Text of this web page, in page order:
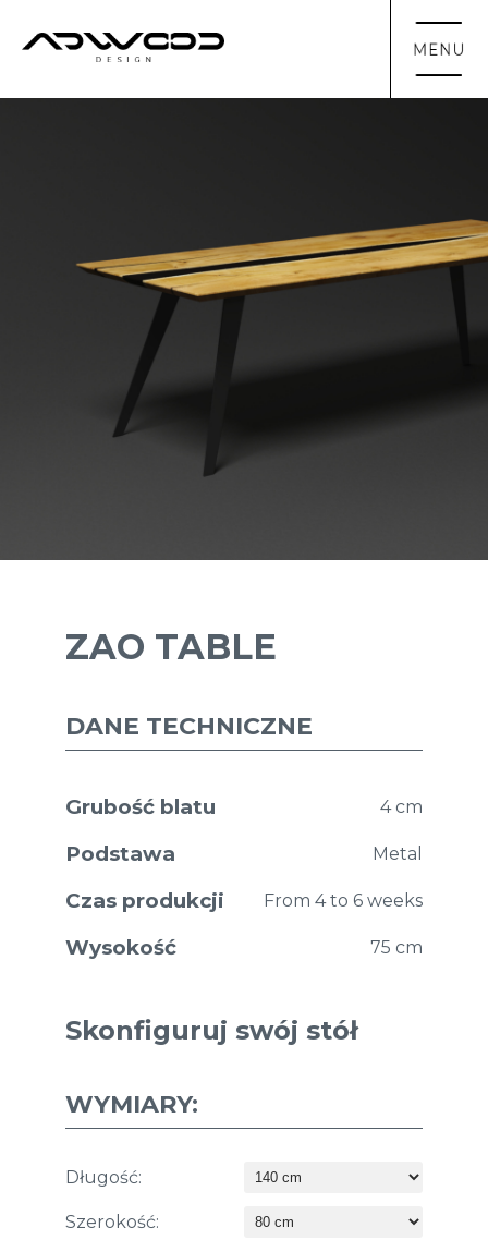
ZAO TABLE
DANE TECHNICZNE
Grubość blatu 4 cm
Podstawa Metal
Czas produkcji From 4 to 6 weeks
Wysokość 75 cm
Skonfiguruj swój stół
WYMIARY:
Długość:
Szerokość: